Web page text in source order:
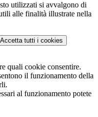
utilizzati si avvalgono di
alle finalità illustrate nella
Accetta tutti i cookies
quali cookie consentire.
il funzionamento della
al funzionamento potete